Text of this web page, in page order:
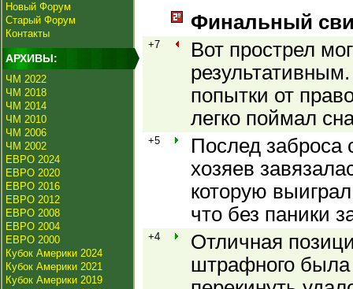
Новый Форум
Старый Форум
Контакты
АРХИВЫ:
ЧМ 2022
ЧМ 2018
ЧМ 2014
ЧМ 2010
ЧМ 2006
ЧМ 2002
ЕВРО 2024
ЕВРО 2020
ЕВРО 2016
ЕВРО 2012
ЕВРО 2008
ЕВРО 2004
ЕВРО 2000
Кубок Америки 2024
Кубок Америки 2021
Кубок Америки 2019
Финальный
+7
Вот прострел
попытки от
легко поймал
+5
Послед
хозяев
которую
что без паники
+4
Отличная
штрафного